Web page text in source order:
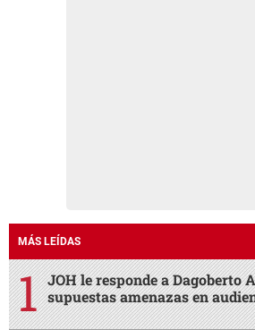
MÁS LEÍDAS
JOH le responde a Dagoberto
supuestas amenazas en